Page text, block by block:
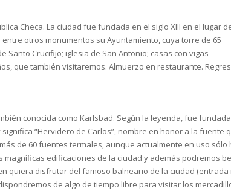
Checa. La ciudad fue fundada en el siglo XIII en el lugar
otros monumentos su Ayuntamiento, cuya torre de 65
Crucifijo; iglesia de San Antonio; casas con vigas
que también visitaremos. Almuerzo en restaurante.
conocida como Karlsbad. Según la leyenda, fue
“Hervidero de Carlos”, nombre en honor a la fuente
de 60 fuentes termales, aunque actualmente en uso sólo
edificaciones de la ciudad y además podremos
quiera disfrutar del famoso balneario de la ciudad (entrada
de algo de tiempo libre para visitar los